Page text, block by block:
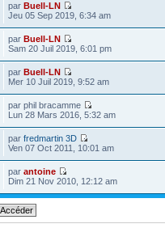
parBuell-LN
Jeu 05 Sep 2019, 6:34 am
parBuell-LN
Sam 20 Juil 2019, 6:01 pm
parBuell-LN
Mer 10 Juil 2019, 9:52 am
par phil bracamme
Lun 28 Mars 2016, 5:32 am
parfredmartin 3D
Ven 07 Oct 2011, 10:01 am
parantoine
Dim 21 Nov 2010, 12:12 am